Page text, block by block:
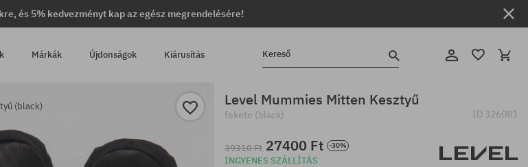
és 5% kedvezményt kap az egész megrendelésére!
Márkák Újdonságok Kiárusítás Kereső
(black) Level Mummies Mitten Kesztyű
fekete (black) ID 326081
39310 Ft 27400 Ft -30%
INGYENES SZÁLLÍTÁS